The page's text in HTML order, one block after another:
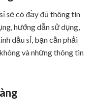
sẽ có đầy đủ thông tin
hướng dẫn sử dụng,
dầu sỉ, bạn cần phải
và những thông tin